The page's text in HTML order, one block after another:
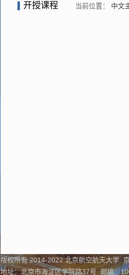
开授课程 当前位置： 中文
版权所有 2014-2022 北京航空航天大学
地址：北京市海淀区学院路37号 邮编：